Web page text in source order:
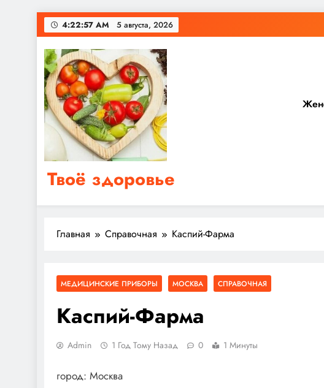
Перейти
к
содержимому
4:22:57 AM 5 августа, 2026
Твоё здоровье
Сайт о правильном питании, женском и мужском здоровье
Главная Справочная Каспий-Фарма
МЕДИЦИНСКИЕ ПРИБОРЫ МОСКВА СПРАВОЧНАЯ
Каспий-Фарма
Admin 1 Год Тому Назад 0 1 Минуты
город: Москва